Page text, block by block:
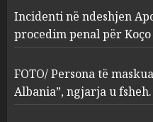
3
Incidenti në ndeshjen
procedim penal për
FOTO/ Persona të
Albania”, ngjarja u